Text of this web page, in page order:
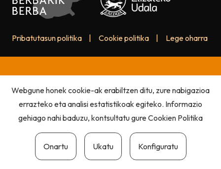
Pribatutasun politika Cookie politika Lege oharra
Webgune honek cookie-ak erabiltzen ditu, zure nabigazioa
errazteko eta analisi estatistikoak egiteko. Informazio
gehiago nahi baduzu, kontsultatu gureCookien Politika
Onartu Ukatu Konfiguratu